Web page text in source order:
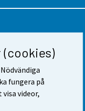
fungera på
videor,